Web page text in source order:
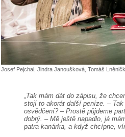
Josef Pejchal, Jindra Janoušková, Tomáš
„Tak mám dát do zápisu, že
stojí to akorát další peníze. –
osvědčení? – Prostě půjdeme
dobrý. – Mě ještě napadlo, já
patra kanárka, a když chcípne,